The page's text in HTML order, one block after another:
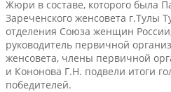
Жюри в составе, которого была
Зареченского женсовета г.Тулы
отделения Союза женщин
руководитель первичной
женсовета, члены первичной
и Кононова Г.Н. подвели итоги
победителей.